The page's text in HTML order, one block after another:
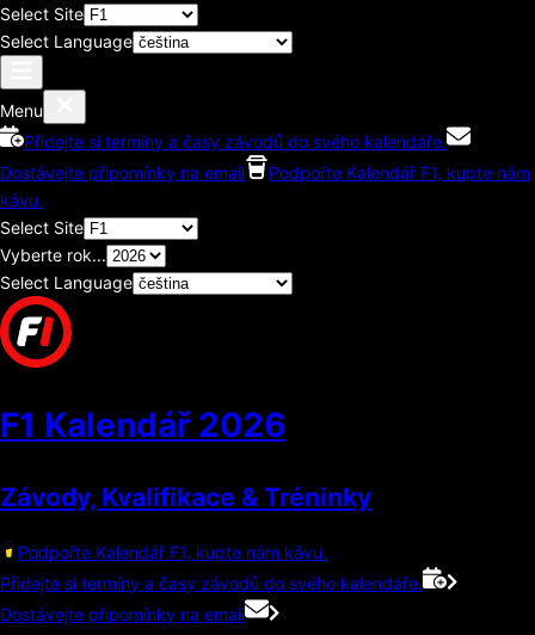
Select Site
Select Language
Menu
Přidejte si termíny a časy závodů do svého kalendáře.
Dostávejte připomínky na email
Podpořte Kalendář F1, kupte nám
kávu.
Select Site
Vyberte rok...
Select Language
F1 Kalendář 2026
Závody, Kvalifikace & Tréninky
Podpořte Kalendář F1, kupte nám kávu.
Přidejte si termíny a časy závodů do svého kalendáře.
Dostávejte připomínky na email